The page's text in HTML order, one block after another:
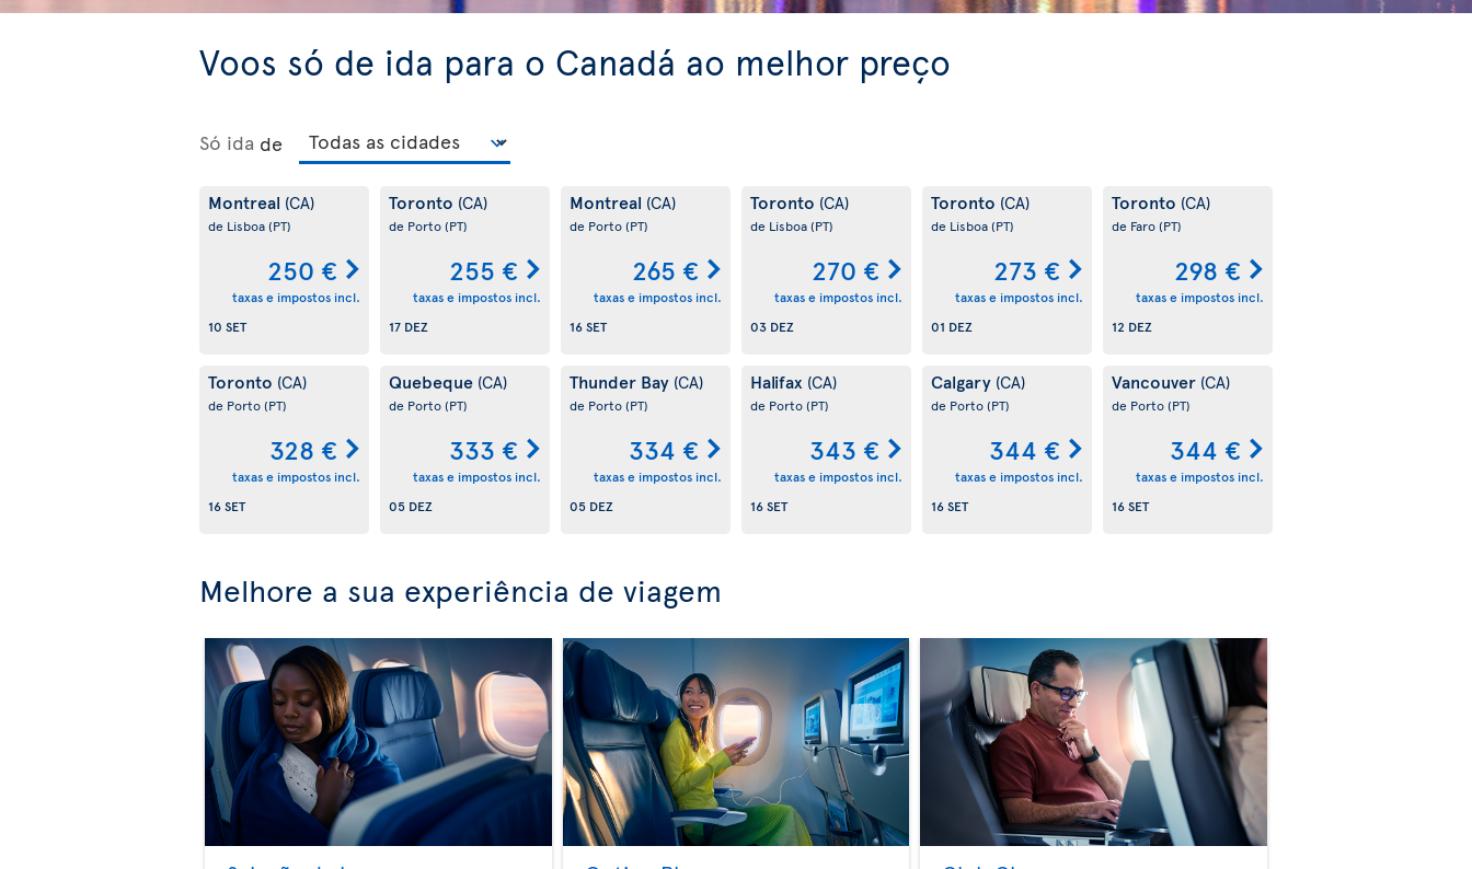
Voos só de ida para o Canadá ao melhor preço
Só ida de
Montreal (CA)
de Lisboa(PT)
250 €
taxas e impostos incl.
10 SET
Toronto (CA)
de Porto(PT)
255 €
taxas e impostos incl.
17 DEZ
Montreal (CA)
de Porto(PT)
265 €
taxas e impostos incl.
16 SET
Toronto (CA)
de Lisboa(PT)
270 €
taxas e impostos incl.
03 DEZ
Toronto (CA)
de Lisboa(PT)
273 €
taxas e impostos incl.
01 DEZ
Toronto (CA)
de Faro(PT)
298 €
taxas e impostos incl.
12 DEZ
Toronto (CA)
de Porto(PT)
328 €
taxas e impostos incl.
16 SET
Quebeque (CA)
de Porto(PT)
333 €
taxas e impostos incl.
05 DEZ
Thunder Bay (CA)
de Porto(PT)
334 €
taxas e impostos incl.
05 DEZ
Halifax (CA)
de Porto(PT)
343 €
taxas e impostos incl.
16 SET
Calgary (CA)
de Porto(PT)
344 €
taxas e impostos incl.
16 SET
Vancouver (CA)
de Porto(PT)
344 €
taxas e impostos incl.
16 SET
Melhore a sua experiência de viagem